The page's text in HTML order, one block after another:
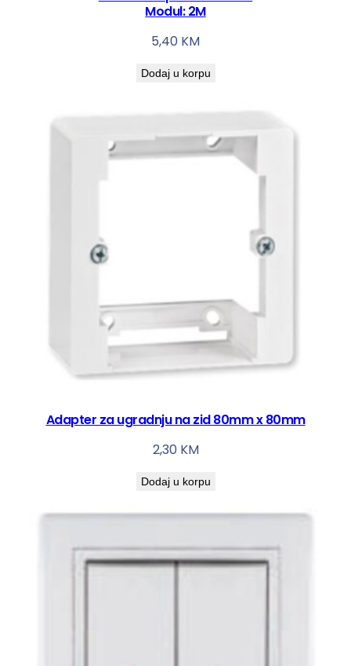
Modul: 2M
5,40 KM
Dodaj u korpu
Adapter za ugradnju na zid 80mm x 80mm
2,30 KM
Dodaj u korpu